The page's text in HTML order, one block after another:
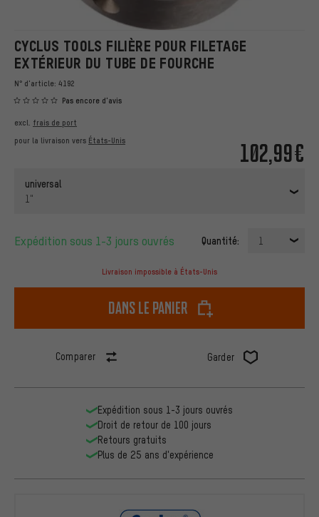
CYCLUS TOOLS FILIÈRE POUR FILETAGE
EXTÉRIEUR DU TUBE DE FOURCHE
N° d'article: 4192
Pas encore d'avis
102,99€
excl. frais de port
pour la livraison vers États-Unis
universal
1"
Expédition sous 1-3 jours ouvrés Quantité: 1
Livraison impossible à États-Unis
dans le panier
Comparer Garder
Expédition sous 1-3 jours ouvrés
Droit de retour de 100 jours
Retours gratuits
Plus de 25 ans d'expérience